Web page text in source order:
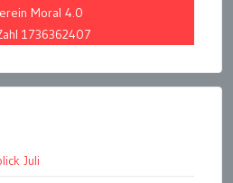
Moral 4.0
1736362407
Juli